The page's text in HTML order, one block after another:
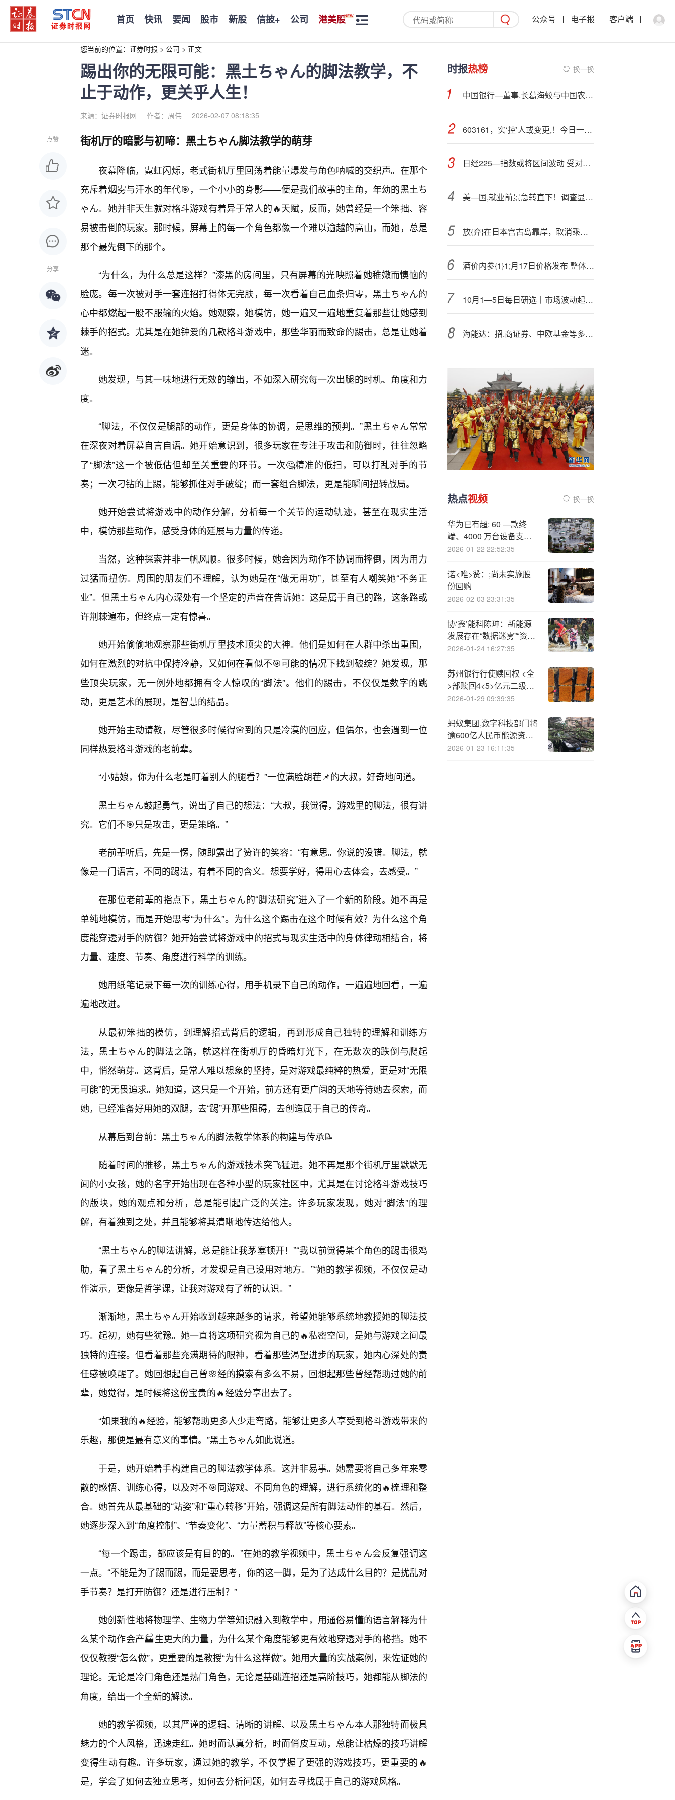
首页 快讯 要闻 股市 新股 信披+ 公司 港美股 公众号 电子报 客户端
您当前的位置： 证券时报 > 公司 > 正文
踢出你的无限可能：黑土ちゃん的脚法教学，不
止于动作，更关乎人生！
来源：证券时报网 作者：周伟 2026-02-07 08:18:35
点赞
分享
街机厅的暗影与初啼：黑土ちゃん脚法教学的萌芽
夜幕降临，霓虹闪烁，老式街机厅里回荡着能量爆发与角色呐喊的交织声。在那个
充斥着烟雾与汗水的年代🎯，一个小小的身影——便是我们故事的主角，年幼的黑土ち
ゃん。她并非天生就对格斗游戏有着异于常人的🔥天赋，反而，她曾经是一个笨拙、容
易被击倒的玩家。那时候，屏幕上的每一个角色都像一个难以逾越的高山，而她，总是
那个最先倒下的那个。
“为什么，为什么总是这样？”漆黑的房间里，只有屏幕的光映照着她稚嫩而懊恼的
脸庞。每一次被对手一套连招打得体无完肤，每一次看着自己血条归零，黑土ちゃん的
心中都燃起一股不服输的火焰。她观察，她模仿，她一遍又一遍地重复着那些让她感到
棘手的招式。尤其是在她钟爱的几款格斗游戏中，那些华丽而致命的踢击，总是让她着
迷。
她发现，与其一味地进行无效的输出，不如深入研究每一次出腿的时机、角度和力
度。
“脚法，不仅仅是腿部的动作，更是身体的协调，是思维的预判。”黑土ちゃん常常
在深夜对着屏幕自言自语。她开始意识到，很多玩家在专注于攻击和防御时，往往忽略
了“脚法”这一个被低估但却至关重要的环节。一次🤔精准的低扫，可以打乱对手的节
奏；一次刁钻的上踢，能够抓住对手破绽；而一套组合脚法，更是能瞬间扭转战局。
她开始尝试将游戏中的动作分解，分析每一个关节的运动轨迹，甚至在现实生活
中，模仿那些动作，感受身体的延展与力量的传递。
当然，这种探索并非一帆风顺。很多时候，她会因为动作不协调而摔倒，因为用力
过猛而扭伤。周围的朋友们不理解，认为她是在“做无用功”，甚至有人嘲笑她“不务正
业”。但黑土ちゃん内心深处有一个坚定的声音在告诉她：这是属于自己的路，这条路或
许荆棘遍布，但终点一定有惊喜。
她开始偷偷地观察那些街机厅里技术顶尖的大神。他们是如何在人群中杀出重围，
如何在激烈的对抗中保持冷静，又如何在看似不🎯可能的情况下找到破绽？她发现，那
些顶尖玩家，无一例外地都拥有令人惊叹的“脚法”。他们的踢击，不仅仅是数字的跳
动，更是艺术的展现，是智慧的结晶。
她开始主动请教，尽管很多时候得🌸到的只是冷漠的回应，但偶尔，也会遇到一位
同样热爱格斗游戏的老前辈。
“小姑娘，你为什么老是盯着别人的腿看？”一位满脸胡茬📌的大叔，好奇地问道。
黑土ちゃん鼓起勇气，说出了自己的想法：“大叔，我觉得，游戏里的脚法，很有讲
究。它们不🎯只是攻击，更是策略。”
老前辈听后，先是一愣，随即露出了赞许的笑容：“有意思。你说的没错。脚法，就
像是一门语言，不同的踢法，有着不同的含义。想要学好，得用心去体会，去感受。”
在那位老前辈的指点下，黑土ちゃん的“脚法研究”进入了一个新的阶段。她不再是
单纯地模仿，而是开始思考“为什么”。为什么这个踢击在这个时候有效？为什么这个角
度能穿透对手的防御？她开始尝试将游戏中的招式与现实生活中的身体律动相结合，将
力量、速度、节奏、角度进行科学的训练。
她用纸笔记录下每一次的训练心得，用手机录下自己的动作，一遍遍地回看，一遍
遍地改进。
从最初笨拙的模仿，到理解招式背后的逻辑，再到形成自己独特的理解和训练方
法，黑土ちゃん的脚法之路，就这样在街机厅的昏暗灯光下，在无数次的跌倒与爬起
中，悄然萌芽。这背后，是常人难以想象的坚持，是对游戏最纯粹的热爱，更是对“无限
可能”的无畏追求。她知道，这只是一个开始，前方还有更广阔的天地等待她去探索，而
她，已经准备好用她的双腿，去“踢”开那些阻碍，去创造属于自己的传奇。
从幕后到台前：黑土ちゃん的脚法教学体系的构建与传承📝
随着时间的推移，黑土ちゃん的游戏技术突飞猛进。她不再是那个街机厅里默默无
闻的小女孩，她的名字开始出现在各种小型的玩家社区中，尤其是在讨论格斗游戏技巧
的版块，她的观点和分析，总是能引起广泛的关注。许多玩家发现，她对“脚法”的理
解，有着独到之处，并且能够将其清晰地传达给他人。
“黑土ちゃん的脚法讲解，总是能让我茅塞顿开！”“我以前觉得某个角色的踢击很鸡
肋，看了黑土ちゃん的分析，才发现是自己没用对地方。”“她的教学视频，不仅仅是动
作演示，更像是哲学课，让我对游戏有了新的认识。”
渐渐地，黑土ちゃん开始收到越来越多的请求，希望她能够系统地教授她的脚法技
巧。起初，她有些犹豫。她一直将这项研究视为自己的🔥私密空间，是她与游戏之间最
独特的连接。但看着那些充满期待的眼神，看着那些渴望进步的玩家，她内心深处的责
任感被唤醒了。她回想起自己曾🌸经的摸索有多么不易，回想起那些曾经帮助过她的前
辈，她觉得，是时候将这份宝贵的🔥经验分享出去了。
“如果我的🔥经验，能够帮助更多人少走弯路，能够让更多人享受到格斗游戏带来的
乐趣，那便是最有意义的事情。”黑土ちゃん如此说道。
于是，她开始着手构建自己的脚法教学体系。这并非易事。她需要将自己多年来零
散的感悟、训练心得，以及对不🎯同游戏、不同角色的理解，进行系统化的🔥梳理和整
合。她首先从最基础的“站姿”和“重心转移”开始，强调这是所有脚法动作的基石。然后，
她逐步深入到“角度控制”、“节奏变化”、“力量蓄积与释放”等核心要素。
“每一个踢击，都应该是有目的的。”在她的教学视频中，黑土ちゃん会反复强调这
一点。“不能是为了踢而踢，而是要思考，你的这一脚，是为了达成什么目的？是扰乱对
手节奏？是打开防御？还是进行压制？”
她创新性地将物理学、生物力学等知识融入到教学中，用通俗易懂的语言解释为什
么某个动作会产🏭生更大的力量，为什么某个角度能够更有效地穿透对手的格挡。她不
仅仅教授“怎么做”，更重要的是教授“为什么这样做”。她用大量的实战案例，来佐证她的
理论。无论是冷门角色还是热门角色，无论是基础连招还是高阶技巧，她都能从脚法的
角度，给出一个全新的解读。
她的教学视频，以其严谨的逻辑、清晰的讲解、以及黑土ちゃん本人那独特而极具
魅力的个人风格，迅速走红。她时而认真分析，时而俏皮互动，总能让枯燥的技巧讲解
变得生动有趣。许多玩家，通过她的教学，不仅掌握了更强的游戏技巧，更重要的🔥
是，学会了如何去独立思考，如何去分析问题，如何去寻找属于自己的游戏风格。
时报热榜 换一换
中国银行—董事.长葛海蛟与中国农业发展银行董事长湛东升举行工作会谈
603161，实‘控’人或变更,！今日一度涨停！
日经225—指数或将区间波动 受对美国经济力道持谨慎态度影响
美—国,就业前景急转直下！调查显示失业者三个月内再就业预期降至十二年来最低
放{弃}在日本宫古岛靠岸，取消乘客下船安排，爱达邮轮回应
酒价内参{1}1;月17日价格发布 整体价格稳定飞天微跌1元
10月1—5日每日研选丨市场波动起 何处可避风？
海能达：招.商证券、中欧基金等多家机构于11月18日调研我司
热点视频 换一换
华为已有超: 60 —款终
端、4000 万台设备支持
北斗卫星消息
2026-01-22 22:52:35
诺<唯>赞：;尚未实施股
份回购
2026-02-03 23:31:35
协‘鑫’能科陈珅：新能源
发展存在“数据迷雾”“资产
固化”痛点
2026-01-24 16:27:35
苏州银行行使赎回权 <全
>部赎回4<5>亿元二级资
本债券
2026-01-29 09:39:35
蚂蚁集团,数字科技部门将
逾600亿人民币能源资产
接入其区块链系统
2026-01-23 16:11:35